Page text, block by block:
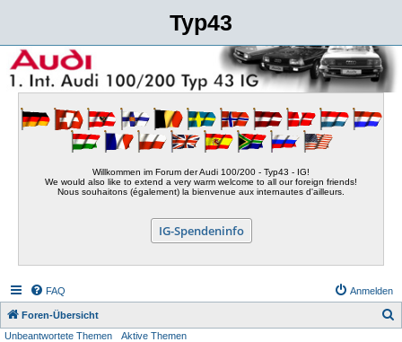
Typ43
Willkommen im Forum der Audi 100/200 - Typ43 - IG!
We would also like to extend a very warm welcome to all our foreign friends!
Nous souhaitons (également) la bienvenue aux internautes d'ailleurs.
IG-Spendeninfo
FAQ Anmelden
Foren-Übersicht
Unbeantwortete Themen Aktive Themen